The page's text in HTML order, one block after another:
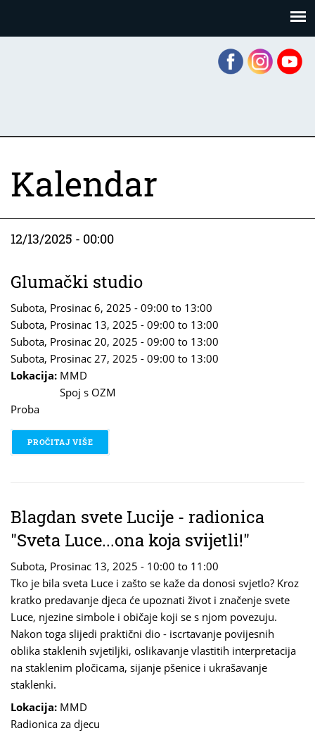
Kalendar
12/13/2025 - 00:00
Glumački studio
Subota, Prosinac 6, 2025 - 09:00 to 13:00
Subota, Prosinac 13, 2025 - 09:00 to 13:00
Subota, Prosinac 20, 2025 - 09:00 to 13:00
Subota, Prosinac 27, 2025 - 09:00 to 13:00
Lokacija: MMD
Spoj s OZM
Proba
PROČITAJ VIŠE
Blagdan svete Lucije - radionica
"Sveta Luce...ona koja svijetli!"
Subota, Prosinac 13, 2025 - 10:00 to 11:00
Tko je bila sveta Luce i zašto se kaže da donosi svjetlo? Kroz
kratko predavanje djeca će upoznati život i značenje svete
Luce, njezine simbole i običaje koji se s njom povezuju.
Nakon toga slijedi praktični dio - iscrtavanje povijesnih
oblika staklenih svjetiljki, oslikavanje vlastitih interpretacija
na staklenim pločicama, sijanje pšenice i ukrašavanje
staklenki.
Lokacija: MMD
Radionica za djecu